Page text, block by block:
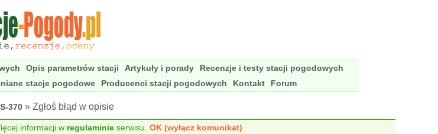
Opis parametrów stacji Artykuły i porady
Recenzje i testy stacji pogodowych
stacje pogodowe Producenci stacji pogodowych Kontakt Forum
370 » Zgłoś błąd w opisie
informacji w regulaminieserwisu. OK (wyłącz komunikat)